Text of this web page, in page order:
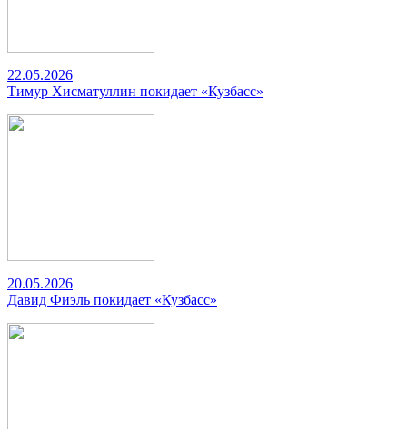
22.05.2026
Тимур Хисматуллин покидает «Кузбасс»
20.05.2026
Давид Фиэль покидает «Кузбасс»